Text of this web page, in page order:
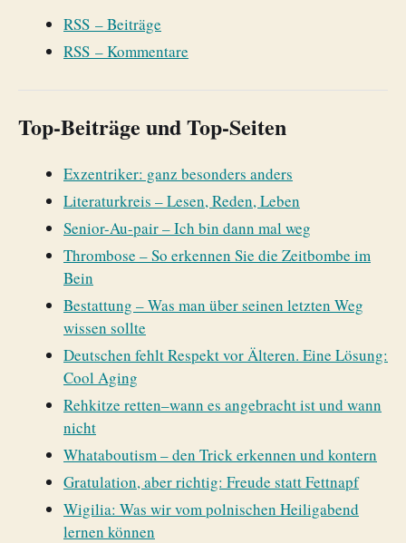
RSS – Beiträge
RSS – Kommentare
Top-Beiträge und Top-Seiten
Exzentriker: ganz besonders anders
Literaturkreis – Lesen, Reden, Leben
Senior-Au-pair – Ich bin dann mal weg
Thrombose – So erkennen Sie die Zeitbombe im
Bein
Bestattung – Was man über seinen letzten Weg
wissen sollte
Deutschen fehlt Respekt vor Älteren. Eine Lösung:
Cool Aging
Rehkitze retten–wann es angebracht ist und wann
nicht
Whataboutism – den Trick erkennen und kontern
Gratulation, aber richtig: Freude statt Fettnapf
Wigilia: Was wir vom polnischen Heiligabend
lernen können